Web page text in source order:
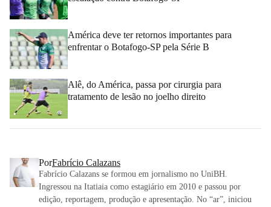
América deve ter retornos importantes para
enfrentar o Botafogo-SP pela Série B
Alê, do América, passa por cirurgia para
tratamento de lesão no joelho direito
PorFabrício Calazans
Fabrício Calazans se formou em jornalismo no UniBH.
Ingressou na Itatiaia como estagiário em 2010 e passou por
edição, reportagem, produção e apresentação. No “ar”, iniciou